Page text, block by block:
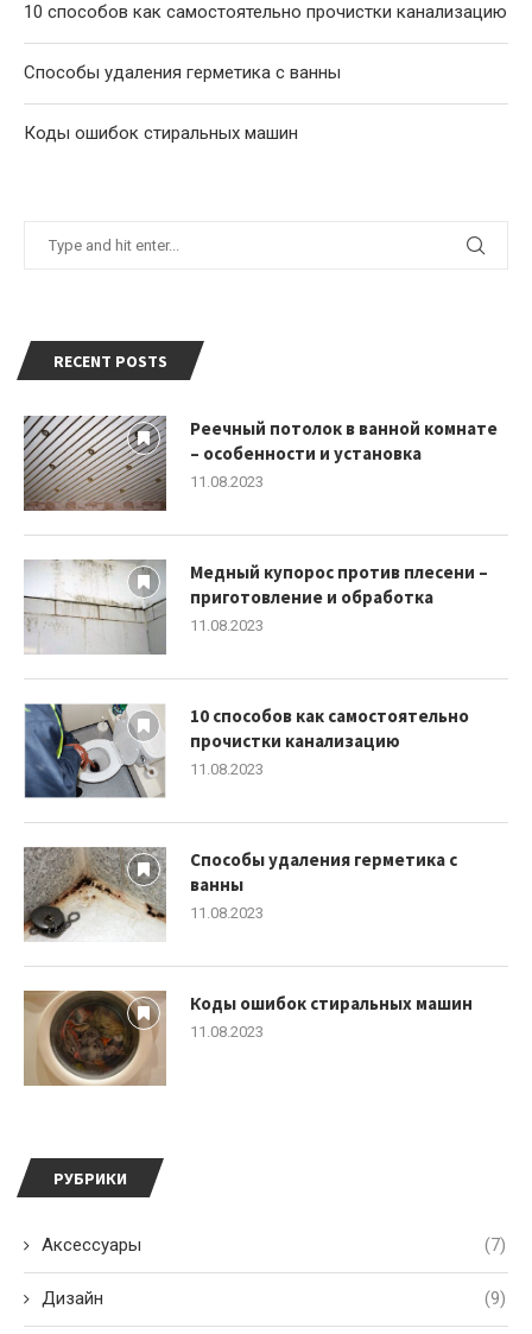
РУБРИКИ
Аксессуары (7)
Дизайн (9)
10 способов как самостоятельно прочистки канализацию
Способы удаления герметика с ванны
Коды ошибок стиральных машин
RECENT POSTS
Реечный потолок в ванной комнате
– особенности и установка
11.08.2023
Медный купорос против плесени –
приготовление и обработка
11.08.2023
10 способов как самостоятельно
прочистки канализацию
11.08.2023
Способы удаления герметика с
ванны
11.08.2023
Коды ошибок стиральных машин
11.08.2023